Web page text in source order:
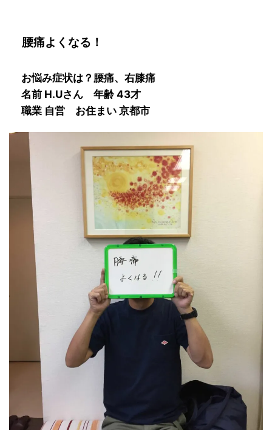
腰痛よくなる！
お悩み症状は？腰痛、右膝痛
名前 H.Uさん 年齢 43才
職業 自営 お住まい 京都市